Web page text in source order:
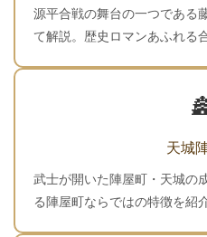
源平合戦の舞台の一つである
て解説。歴史ロマンあふれる
天城
武士が開いた陣屋町・天城の
る陣屋町ならではの特徴を紹